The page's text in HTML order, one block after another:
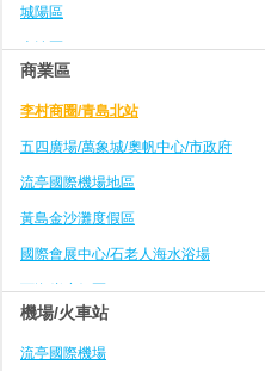
城陽區
李滄區
城陽區
即墨區
商業區
李村商圈/青島北站
五四廣場/萬象城/奧帆中心/市政府
流亭國際機場地區
黃島金沙灘度假區
國際會展中心/石老人海水浴場
西海岸度假區
青島火車站/棧橋/中山路劈柴院
市北中央商務區
機場/火車站
流亭國際機場